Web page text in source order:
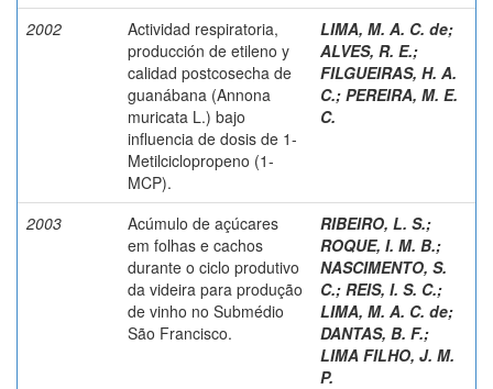
2002
Actividad respiratoria,
producción de etileno y
calidad postcosecha de
guanábana (Annona
muricata L.) bajo
influencia de dosis de 1-
Metilciclopropeno (1-
MCP).
LIMA, M. A. C. de;
ALVES, R. E.;
FILGUEIRAS, H. A.
C.; PEREIRA, M. E.
C.
2003
Acúmulo de açúcares
em folhas e cachos
durante o ciclo produtivo
da videira para produção
de vinho no Submédio
São Francisco.
RIBEIRO, L. S.;
ROQUE, I. M. B.;
NASCIMENTO, S.
C.; REIS, I. S. C.;
LIMA, M. A. C. de;
DANTAS, B. F.;
LIMA FILHO, J. M.
P.